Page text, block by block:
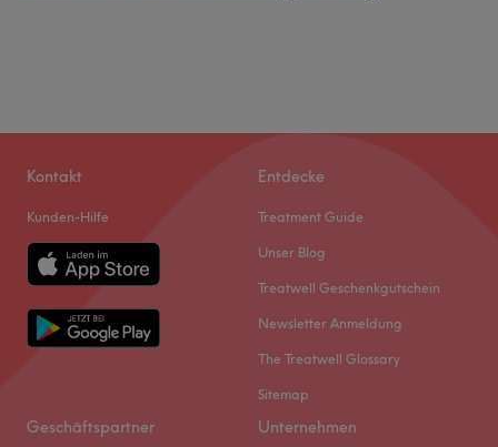
Kontakt
Kunden-Hilfe
Entdecke
Treatment Guide
Unser Blog
Treatwell Geschenkgutschein
Newsletter Anmeldung
The Treatwell Glossary
Sitemap
Geschäftspartner Unternehmen